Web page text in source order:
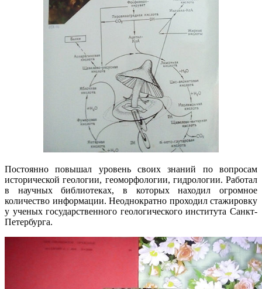
Постоянно повышал уровень своих знаний по вопросам
исторической геологии, геоморфологии, гидрологии. Работал
в научных библиотеках, в которых находил огромное
количество информации. Неоднократно проходил стажировку
у ученых государственного геологического института Санкт-
Петербурга.